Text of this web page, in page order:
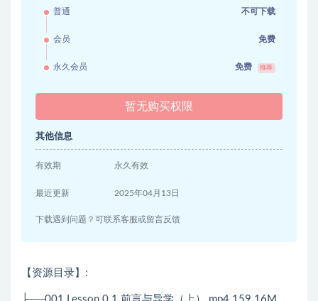
普通 不可下载
会员 免费
永久会员 免费 推荐
暂无购买权限
其他信息
有效期 永久有效
最近更新 2025年04月13日
下载遇到问题？可联系客服或留言反馈
【资源目录】: